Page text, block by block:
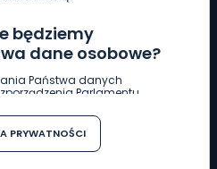
będziemy
dane osobowe?
Państwa danych
Parlamentu
w związku z
w sprawie
danych oraz uchylenia
PRYWATNOŚCI